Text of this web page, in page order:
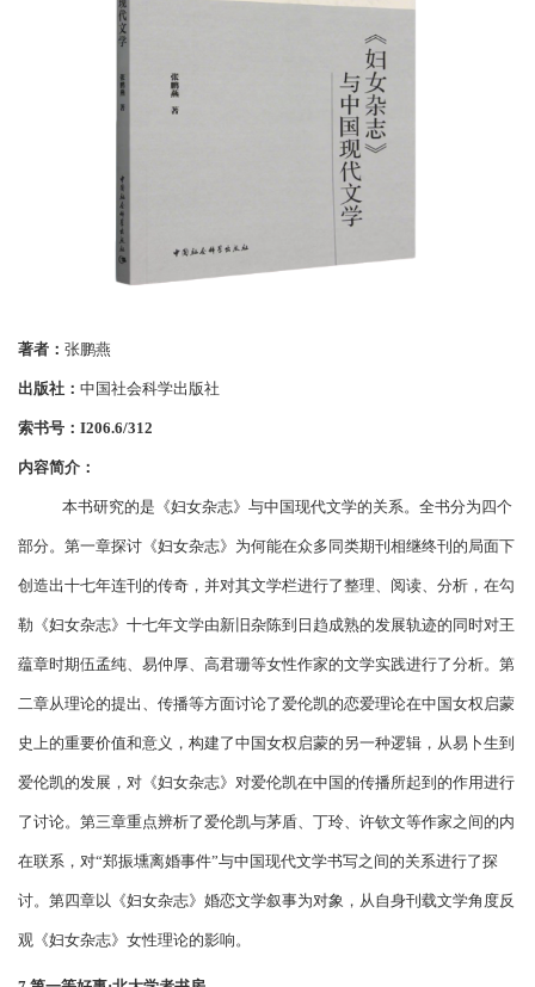
著者： 张鹏燕
出版社： 中国社会科学出版社
索书号： I206.6/312
内容简介：
本书研究的是《妇女杂志》与中国现代文学的关系。全书分为四个
部分。第一章探讨《妇女杂志》为何能在众多同类期刊相继终刊的局面下
创造出十七年连刊的传奇，并对其文学栏进行了整理、阅读、分析，在勾
勒《妇女杂志》十七年文学由新旧杂陈到日趋成熟的发展轨迹的同时对王
蕴章时期伍孟纯、易仲厚、高君珊等女性作家的文学实践进行了分析。第
二章从理论的提出、传播等方面讨论了爱伦凯的恋爱理论在中国女权启蒙
史上的重要价值和意义，构建了中国女权启蒙的另一种逻辑，从易卜生到
爱伦凯的发展，对《妇女杂志》对爱伦凯在中国的传播所起到的作用进行
了讨论。第三章重点辨析了爱伦凯与茅盾、丁玲、许钦文等作家之间的内
在联系，对“郑振壎离婚事件”与中国现代文学书写之间的关系进行了探
讨。第四章以《妇女杂志》婚恋文学叙事为对象，从自身刊载文学角度反
观《妇女杂志》女性理论的影响。